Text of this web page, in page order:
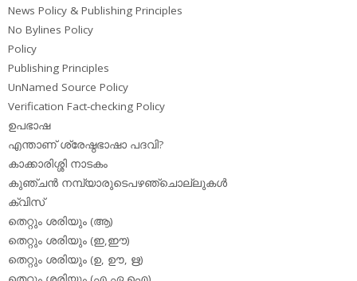
News Policy & Publishing Principles
No Bylines Policy
Policy
Publishing Principles
UnNamed Source Policy
Verification Fact-checking Policy
ഉപഭാഷ
എന്താണ് ശ്രേഷ്ഠഭാഷാ പദവി?
കാക്കാരിശ്ശി നാടകം
കുഞ്ചന്‍ നമ്പ്യാരുടെപഴഞ്ചൊല്ലുകള്‍
ക്വിസ്
തെറ്റും ശരിയും (ആ)
തെറ്റും ശരിയും (ഇ,ഈ)
തെറ്റും ശരിയും (ഉ, ഊ, ഋ)